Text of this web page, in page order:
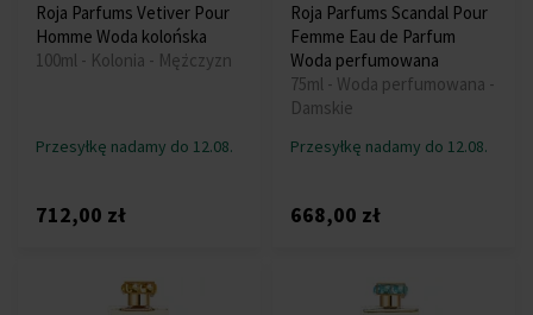
Roja Parfums Vetiver Pour
Homme Woda kolońska
100ml - Kolonia - Mężczyzn
Przesyłkę nadamy do 12.08.
712,00 zł
Roja Parfums Scandal Pour
Femme Eau de Parfum
Woda perfumowana
75ml - Woda perfumowana -
Damskie
Przesyłkę nadamy do 12.08.
668,00 zł